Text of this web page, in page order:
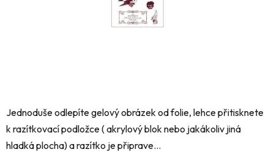
Jednoduše odlepíte gelový obrázek od folie, lehce přitisknete
k razítkovací podložce ( akrylový blok nebo jakákoliv jiná
hladká plocha) a razítko je připrave...